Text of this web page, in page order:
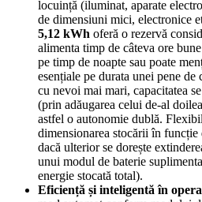
locuință (iluminat, aparate
de dimensiuni mici, electronice
5,12 kWh oferă o rezervă
alimenta timp de câteva ore
pe timp de noapte sau poate
esențiale pe durata unei pene
cu nevoi mai mari, capacitatea
(prin adăugarea celui de-al
astfel o autonomie dublă.
dimensionarea stocării în funcție
dacă ulterior se dorește
unui modul de baterie
energie stocată total).
Eficiență și inteligentă în